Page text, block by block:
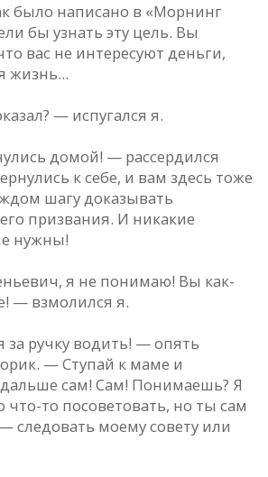
было написано в «Морнинг
бы узнать эту цель. Вы
вас не интересуют деньги,
жизнь...
— испугался я.
домой! — рассердился
к себе, и вам здесь тоже
шагу доказывать
призвания. И никакие
нужны!
я не понимаю! Вы как-
— взмолился я.
за ручку водить! — опять
— Ступай к маме и
сам! Сам! Понимаешь? Я
что-то посоветовать, но ты сам
следовать моему совету или